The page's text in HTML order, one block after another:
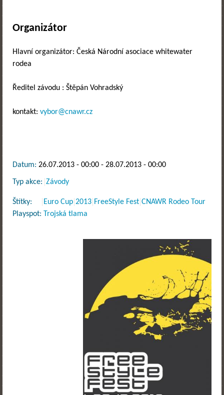
Organizátor
Hlavní organizátor: Česká Národní asociace whitewater
rodea
Ředitel závodu : Štěpán Vohradský
kontakt: vybor@cnawr.cz
Datum: 26.07.2013 - 00:00 - 28.07.2013 - 00:00
Typ akce: Závody
Štítky: Euro Cup 2013 FreeStyle Fest CNAWR Rodeo Tour
Playspot: Trojská tlama